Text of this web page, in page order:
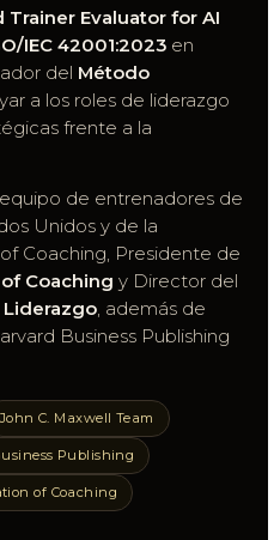
Trainer Evaluator for AI
IEC 42001:2023 en
del Método
a los roles de liderazgo
frente a la
de entrenadores de
Unidos y de la
Coaching, Presidente de
Coaching y Director del
, además de
Business Publishing
John C. Maxwell Team
Publishing
of Coaching